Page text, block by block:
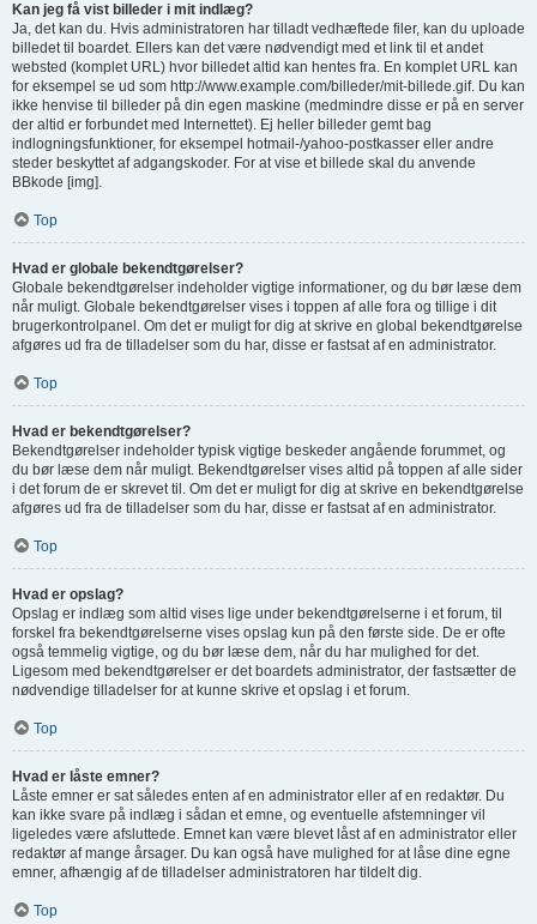
Kan jeg få vist billeder i mit indlæg?
Ja, det kan du. Hvis administratoren har tilladt vedhæftede filer, kan du uploade
billedet til boardet. Ellers kan det være nødvendigt med et link til et andet
websted (komplet URL) hvor billedet altid kan hentes fra. En komplet URL kan
for eksempel se ud som http://www.example.com/billeder/mit-billede.gif. Du kan
ikke henvise til billeder på din egen maskine (medmindre disse er på en server
der altid er forbundet med Internettet). Ej heller billeder gemt bag
indlogningsfunktioner, for eksempel hotmail-/yahoo-postkasser eller andre
steder beskyttet af adgangskoder. For at vise et billede skal du anvende
BBkode [img].
Top
Hvad er globale bekendtgørelser?
Globale bekendtgørelser indeholder vigtige informationer, og du bør læse dem
når muligt. Globale bekendtgørelser vises i toppen af alle fora og tillige i dit
brugerkontrolpanel. Om det er muligt for dig at skrive en global bekendtgørelse
afgøres ud fra de tilladelser som du har, disse er fastsat af en administrator.
Top
Hvad er bekendtgørelser?
Bekendtgørelser indeholder typisk vigtige beskeder angående forummet, og
du bør læse dem når muligt. Bekendtgørelser vises altid på toppen af alle sider
i det forum de er skrevet til. Om det er muligt for dig at skrive en bekendtgørelse
afgøres ud fra de tilladelser som du har, disse er fastsat af en administrator.
Top
Hvad er opslag?
Opslag er indlæg som altid vises lige under bekendtgørelserne i et forum, til
forskel fra bekendtgørelserne vises opslag kun på den første side. De er ofte
også temmelig vigtige, og du bør læse dem, når du har mulighed for det.
Ligesom med bekendtgørelser er det boardets administrator, der fastsætter de
nødvendige tilladelser for at kunne skrive et opslag i et forum.
Top
Hvad er låste emner?
Låste emner er sat således enten af en administrator eller af en redaktør. Du
kan ikke svare på indlæg i sådan et emne, og eventuelle afstemninger vil
ligeledes være afsluttede. Emnet kan være blevet låst af en administrator eller
redaktør af mange årsager. Du kan også have mulighed for at låse dine egne
emner, afhængig af de tilladelser administratoren har tildelt dig.
Top